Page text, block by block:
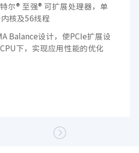
尔® 至强® 可扩展处理器，单
核及56线程
Balance设计，使PCIe扩展设
下，实现应用性能的优化
